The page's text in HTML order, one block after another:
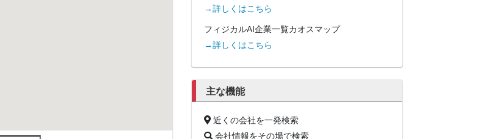
→詳しくはこちら
フィジカルAI企業一覧カオスマップ
→詳しくはこちら
主な機能
近くの会社を一発検索
会社情報をその場で検索